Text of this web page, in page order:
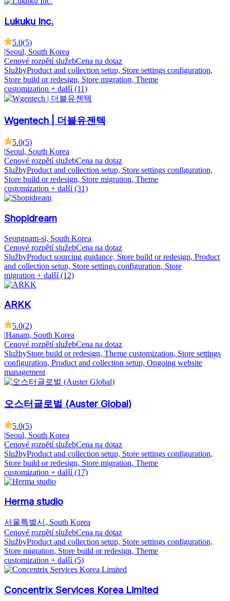
Lukuku Inc.
5.0(5)
|Seoul, South Korea
Cenové rozpětí služebCena na dotaz
SlužbyProduct and collection setup, Store settings configuration,
Store build or redesign, Store migration, Theme
customization + další (11)
Wgentech | 더블유젠텍
5.0(5)
|Seoul, South Korea
Cenové rozpětí služebCena na dotaz
SlužbyProduct and collection setup, Store settings configuration,
Store build or redesign, Store migration, Theme
customization + další (31)
Shopidream
Seongnam-si, South Korea
Cenové rozpětí služebCena na dotaz
SlužbyProduct sourcing guidance, Store build or redesign, Product
and collection setup, Store settings configuration, Store
migration + další (12)
ARKK
5.0(2)
|Hanam, South Korea
Cenové rozpětí služebCena na dotaz
SlužbyStore build or redesign, Theme customization, Store settings
configuration, Product and collection setup, Ongoing website
management
오스터글로벌 (Auster Global)
5.0(5)
|Seoul, South Korea
Cenové rozpětí služebCena na dotaz
SlužbyProduct and collection setup, Store settings configuration,
Store build or redesign, Store migration, Theme
customization + další (17)
Herma studio
서울특별시, South Korea
Cenové rozpětí služebCena na dotaz
SlužbyProduct and collection setup, Store settings configuration,
Store migration, Store build or redesign, Theme
customization + další (5)
Concentrix Services Korea Limited